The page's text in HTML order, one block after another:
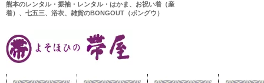
熊本のレンタル・振袖・レンタル・はかま、お祝い着（産
着）、七五三、浴衣、雑貨のBONGOUT（ボングウ）